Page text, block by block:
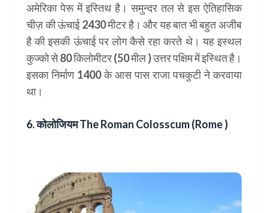
अमेरिका पेरू में इस्तिथ है। समुन्दर तल से इस ऐतिहासिक
चीज़ की ऊंचाई 2430 मीटर है। और यह बात भी बहुत अजीब
है की इसकी ऊंचाई पर लोग कैसे रहा करते थे। यह इस्थल
कुज्को से 80 किलोमीटर (50 मील ) उत्तर पक्षिम में इस्थित है।
इसका निर्माण 1400 के आस पास राजा पचकुटी ने करवाया
था।
6. कोलोजियमThe Roman Colosscum (Rome )